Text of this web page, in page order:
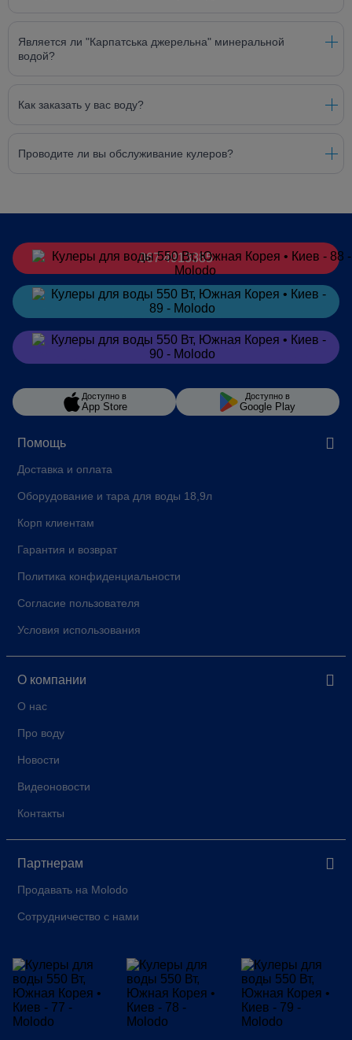
Является ли "Карпатська джерельна" минеральной
водой?
Как заказать у вас воду?
Проводите ли вы обслуживание кулеров?
Помощь
Доставка и оплата
Оборудование и тара для воды 18,9л
Корп клиентам
Гарантия и возврат
Политика конфиденциальности
Согласие пользователя
Условия использования
О компании
О нас
Про воду
Новости
Видеоновости
Контакты
Партнерам
Продавать на Molodo
Сотрудничество с нами
067 4913385
Заказатьв Telegram
Заказатьв Viber
Доступно в
App Store
Доступно в
Google Play